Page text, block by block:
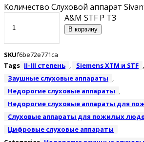
Количество Слуховой аппарат
A&M STF P T3
В корзину
SKUf6be72e771ca
Tags II-III степень , Siemens XTM и STF ,
Заушные слуховые аппараты ,
Недорогие слуховые аппараты ,
Недорогие слуховые аппараты для
Слуховые аппараты для пожилых
Цифровые слуховые аппараты